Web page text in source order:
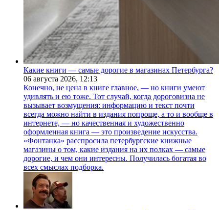
Какие книги — самые дорогие в магазинах Петербурга?
06 августа 2026, 12:13
Конечно, не цена в книге главное, — но книги умеют
удивлять и ею тоже. Тот случай, когда дороговизна не
вызывает возмущения: информацию и текст почти
всегда можно найти в издания попроще, а то и вообще в
интернете, — но качественная и художественно
оформленная книга — это произведение искусства.
«Фонтанка» расспросила петербургские книжные
магазины о том, какие издания на их полках — самые
дорогие, и чем они интересны. Получилась богатая во
всех смыслах подборка.